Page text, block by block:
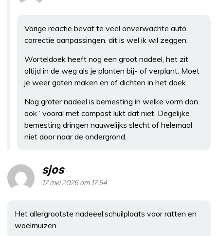
Vorige reactie bevat te veel onverwachte auto
correctie aanpassingen, dit is wel ik wil zeggen.
Worteldoek heeft nog een groot nadeel, het zit
altijd in de weg als je planten bij- of verplant. Moet
je weer gaten maken en of dichten in het doek.
Nog groter nadeel is bemesting in welke vorm dan
ook ‘ vooral met compost lukt dat niet. Degelijke
bemesting dringen nauwelijks slecht of helemaal
niet door naar de ondergrond.
sjos
17 mei 2026 om 17:54
Het allergrootste nadeeel:schuilplaats voor ratten en
woelmuizen.